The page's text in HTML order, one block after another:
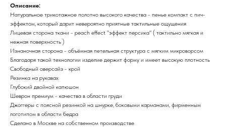
Описание:
Натуральное трикотажное полотно высокого качества - пенье компакт с пич-
эффектом, который дарит невероятно приятные тактильные ощущения
Лицевая сторона ткани - peach effect "эффект персика" ( тактильно мягкая и
нежная поверхность )
Изнаночная сторона - объёмная петельная структура с мягким микроворсом
Благодаря такой технологии изделие держит форму и имеет высокую плотность
Свободный оверсайз - крой
Резинка на рукавах
Глубокий двойной капюшон
Шеврон премиум - качества в области груди
Джоггеры с поясной резинкой на шнурке, боковыми карманами, фирменным
логотипом в области бедра
Сделано в Москве на собственном производстве